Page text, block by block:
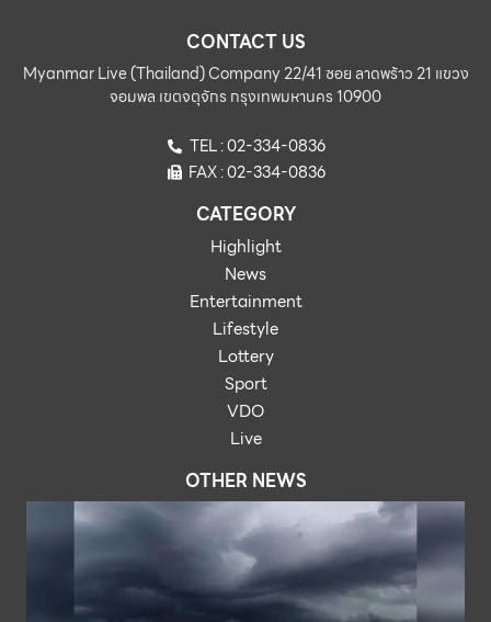
CONTACT US
Myanmar Live (Thailand) Company 22/41 ซอย ลาดพร้าว 21 แขวง
จอมพล เขตจตุจักร กรุงเทพมหานคร 10900
TEL : 02-334-0836
FAX : 02-334-0836
CATEGORY
Highlight
News
Entertainment
Lifestyle
Lottery
Sport
VDO
Live
OTHER NEWS